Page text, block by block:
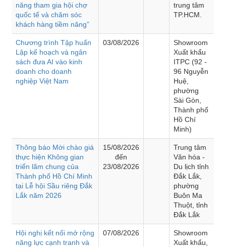
năng tham gia hội chợ
quốc tế và chăm sóc
khách hàng tiềm năng”
trung tâm
TP.HCM.
Chương trình Tập huấn
Lập kế hoạch và ngân
sách đưa AI vào kinh
doanh cho doanh
nghiệp Việt Nam
03/08/2026
Showroom
Xuất khẩu
ITPC (92 -
96 Nguyễn
Huệ,
phường
Sài Gòn,
Thành phố
Hồ Chí
Minh)
Thông báo Mời chào giá
thực hiện Không gian
triển lãm chung của
Thành phố Hồ Chí Minh
tại Lễ hội Sầu riêng Đắk
Lắk năm 2026
15/08/2026
đến
23/08/2026
Trung tâm
Văn hóa -
Du lịch tỉnh
Đắk Lắk,
phường
Buôn Ma
Thuột, tỉnh
Đắk Lắk
Hội nghị kết nối mở rộng
năng lực cạnh tranh và
07/08/2026
Showroom
Xuất khẩu,